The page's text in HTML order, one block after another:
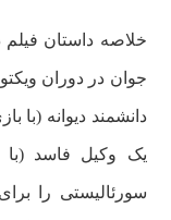
خلاصه داستان فیلم
جوان در دوران
دانشمند دیوانه (با
یک وکیل فاسد (با
سورئالیستی را